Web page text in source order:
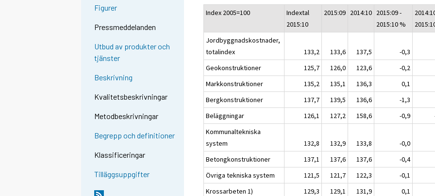
Figurer
Pressmeddelanden
Utbud av produkter och
tjänster
Beskrivning
Kvalitetsbeskrivningar
Metodbeskrivningar
Begrepp och definitioner
Klassificeringar
Tilläggsuppgifter
Index 2005=100
Indextal
2015:10
2015:09 2014:10 2015:09 -
2015:10 %
Jordbyggnadskostnader,
totalindex
133,2 133,6 137,5 -0,3
Geokonstruktioner
125,7 126,0 123,6 -0,2
Markkonstruktioner
135,2 135,1 136,3 0,1
Bergkonstruktioner
137,7 139,5 136,6 -1,3
Beläggningar
126,1 127,2 158,6 -0,9
Kommunaltekniska
system
132,8 132,9 133,8 -0,0
Betongkonstruktioner
137,1 137,6 137,6 -0,4
Övriga tekniska system
121,5 121,7 122,3 -0,1
Krossarbeten 1)
129,3 129,1 131,9 0,1